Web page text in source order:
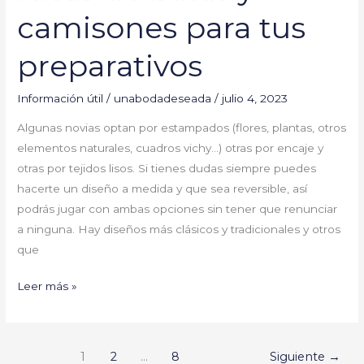
camisones para tus
preparativos
Información útil / unabodadeseada/ julio 4, 2023
Algunas novias optan por estampados (flores, plantas, otros
elementos naturales, cuadros vichy…) otras por encaje y
otras por tejidos lisos. Si tienes dudas siempre puedes
hacerte un diseño a medida y que sea reversible, así
podrás jugar con ambas opciones sin tener que renunciar
a ninguna. Hay diseños más clásicos y tradicionales y otros
que
Leer más »
1 2 … 8 Siguiente →